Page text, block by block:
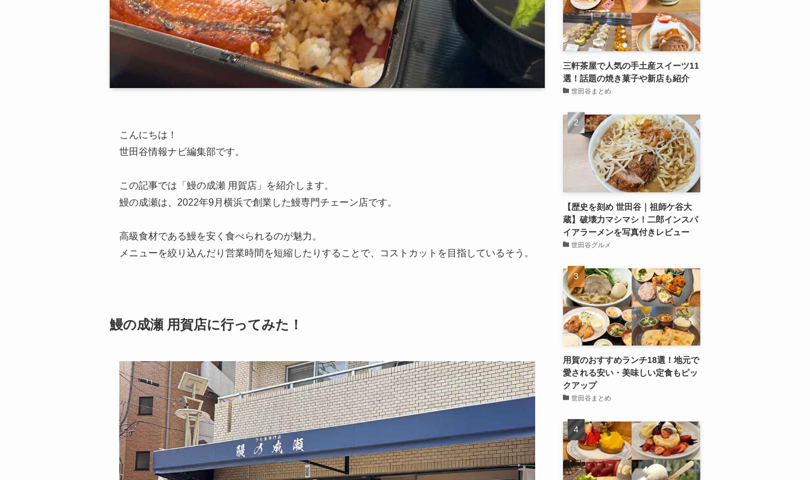
こんにちは！
世田谷情報ナビ編集部です。
この記事では「鰻の成瀬 用賀店」を紹介します。
鰻の成瀬は、2022年9月横浜で創業した鰻専門チェーン店です。
高級食材である鰻を安く食べられるのが魅力。
メニューを絞り込んだり営業時間を短縮したりすることで、コストカットを目指しているそう。
鰻の成瀬 用賀店に行ってみた！
三軒茶屋で人気の手土産スイーツ11
選！話題の焼き菓子や新店も紹介
世田谷まとめ
【歴史を刻め 世田谷｜祖師ケ谷大
蔵】破壊力マシマシ！二郎インスパ
イアラーメンを写真付きレビュー
世田谷グルメ
用賀のおすすめランチ18選！地元で
愛される安い・美味しい定食もピッ
クアップ
世田谷まとめ